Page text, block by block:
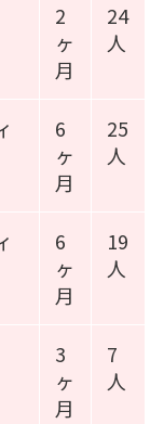
2
ヶ
月
24
人
6
ヶ
月
25
人
6
ヶ
月
19
人
3
ヶ
月
7
人